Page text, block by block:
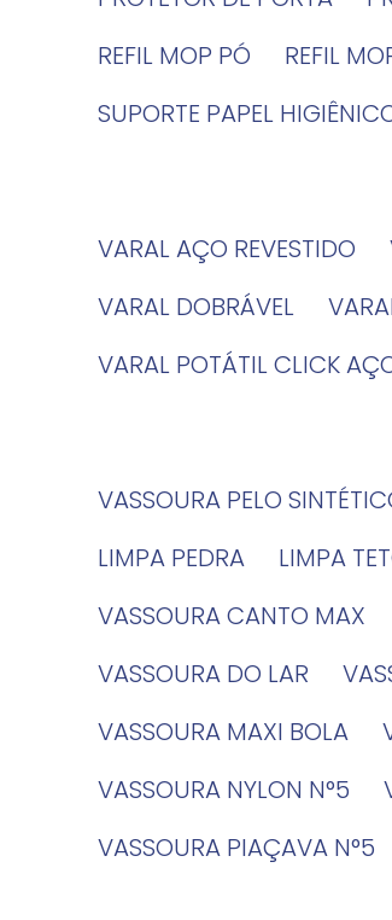
REFIL MOP PÓ
REFIL
SUPORTE PAPEL
VARAL AÇO REVESTIDO
VARAL DOBRÁVEL
VARAL POTÁTIL CLICK
VASSOURA PELO
LIMPA PEDRA
LIMPA
VASSOURA CANTO MAX
VASSOURA DO LAR
VASSOURA MAXI BOLA
VASSOURA NYLON N°5
VASSOURA PIAÇAVA N°5